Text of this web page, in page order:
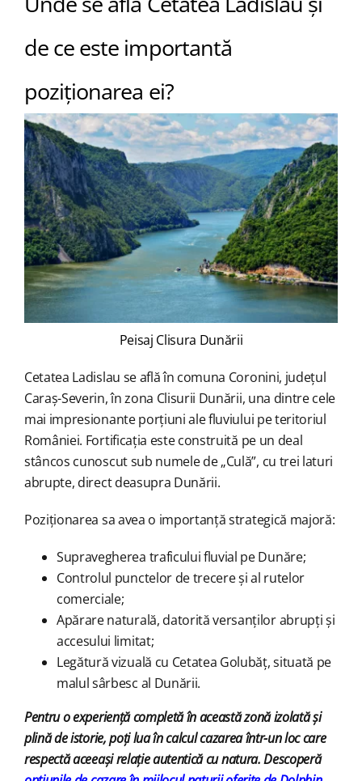
de ce este importantă
poziționarea ei?
Peisaj Clisura Dunării
Cetatea Ladislau se află în comuna Coronini, județul
Caraș-Severin, în zona Clisurii Dunării, una dintre cele
mai impresionante porțiuni ale fluviului pe teritoriul
României. Fortificația este construită pe un deal
stâncos cunoscut sub numele de „Culă”, cu trei laturi
abrupte, direct deasupra Dunării.
Poziționarea sa avea o importanță strategică majoră:
Supravegherea traficului fluvial pe Dunăre;
Controlul punctelor de trecere și al rutelor
comerciale;
Apărare naturală, datorită versanților abrupți și
accesului limitat;
Legătură vizuală cu Cetatea Golubăț, situată pe
malul sârbesc al Dunării.
Pentru o experiență completă în această zonă izolată și
plină de istorie, poți lua în calcul cazarea într-un loc care
respectă aceeași relație autentică cu natura. Descoperă